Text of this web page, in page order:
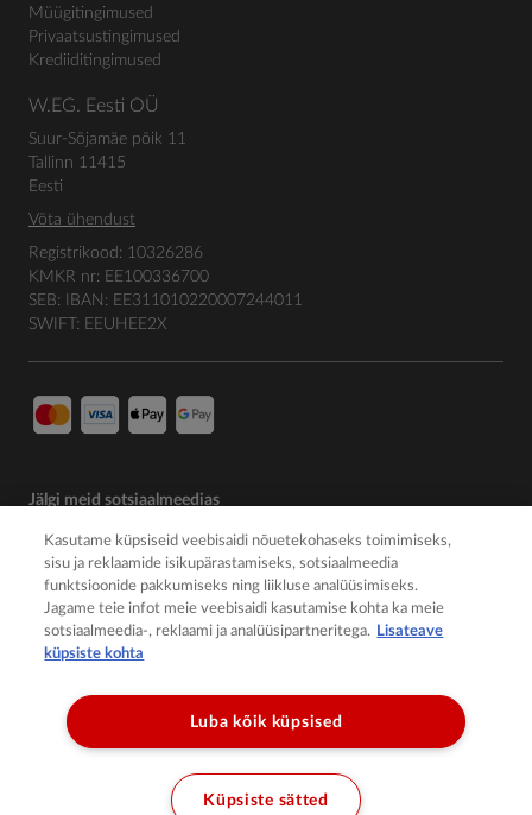
Müügitingimused
Privaatsustingimused
Krediiditingimused
W.EG. Eesti OÜ
Suur-Sõjamäe põik 11
Tallinn 11415
Eesti
Võta ühendust
Registrikood: 10326286
KMKR nr: EE100336700
SEB: IBAN: EE311010220007244011
SWIFT: EEUHEE2X
Jälgi meid sotsiaalmeedias
Kasutame küpsiseid veebisaidi nõuetekohaseks toimimiseks,
sisu ja reklaamide isikupärastamiseks, sotsiaalmeedia
funktsioonide pakkumiseks ning liikluse analüüsimiseks.
Jagame teie infot meie veebisaidi kasutamise kohta ka meie
sotsiaalmeedia-, reklaami ja analüüsipartneritega. Lisateave
küpsiste kohta
Luba kõik küpsised
Küpsiste sätted